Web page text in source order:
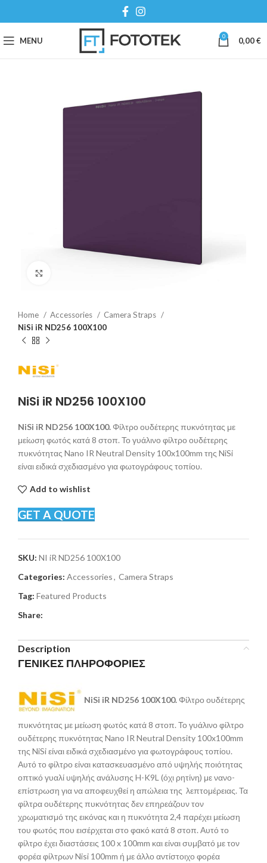
MENU 0 0,00€
Home Accessories
Camera Straps
NiSi iR ND256 100X100
NiSi iR ND256 100X100
NiSi iR ND256 100X100. Φίλτρο ουδέτερης πυκνότητας με
μείωση φωτός κατά 8 στοπ. Το γυάλινο φίλτρο ουδέτερης
πυκνότητας Nano IR Neutral Density 100x100mm της NiSi
είναι ειδικά σχεδιασμένο για φωτογράφους τοπίου.
Add to wishlist
GET A QUOTE
SKU: NI iR ND256 100X100
Categories: Accessories, Camera Straps
Tag: Featured Products
Share:
Description
ΓΕΝΙΚΕΣ ΠΛΗΡΟΦΟΡΙΕΣ
NiSi iR ND256 100X100. Φίλτρο ουδέτερης
πυκνότητας με μείωση φωτός κατά 8 στοπ. Το γυάλινο φίλτρο
ουδέτερης πυκνότητας Nano IR Neutral Density 100x100mm
της NiSi είναι ειδικά σχεδιασμένο για φωτογράφους τοπίου.
Αυτό το φίλτρο είναι κατασκευασμένο από υψηλής ποιότητας
οπτικό γυαλί υψηλής ανάλυσης H-K9L (όχι ρητίνη) με νανο-
επίστρωση για να αποφευχθεί η απώλεια της λεπτομέρειας. Τα
φίλτρα ουδέτερης πυκνότητας δεν επηρεάζουν τον
χρωματισμό της εικόνας και η πυκνότητα 2,4 παρέχει μείωση
του φωτός που εισέρχεται στο φακό κατά 8 στοπ. Αυτό το
φίλτρο έχει διαστάσεις 100 x 100mm και είναι συμβατό με τον
φορέα φίλτρων Nisi 100mm ή με άλλο αντίστοιχο φορέα